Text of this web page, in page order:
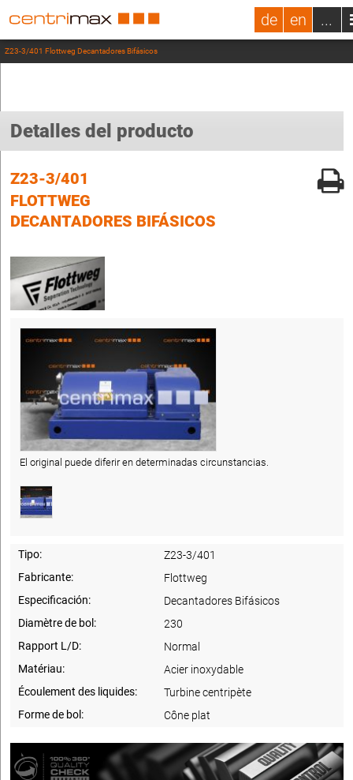
de en ...
Z23-3/401 Flottweg Decantadores Bifásicos
Detalles del producto
Z23-3/401
FLOTTWEG
DECANTADORES BIFÁSICOS
El original puede diferir en determinadas circunstancias.
Tipo:
Z23-3/401
Fabricante:
Flottweg
Especificación:
Decantadores Bifásicos
Diamètre de bol:
230
Rapport L/D:
Normal
Matériau:
Acier inoxydable
Écoulement des liquides:
Turbine centripète
Forme de bol:
Cône plat